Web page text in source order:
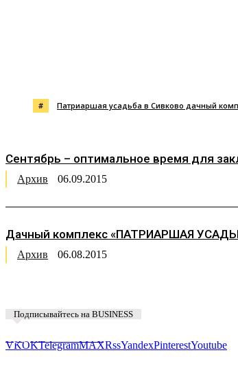
# Патриаршая усадьба в Сивково дачный
Сентябрь – оптимальное время для
Архив 06.09.2015
Дачный комплекс «ПАТРИАРШАЯ
Архив 06.08.2015
Подписывайтесь на BUSINESS
VKOKTelegramMAXRssYandexPinterestYoutube